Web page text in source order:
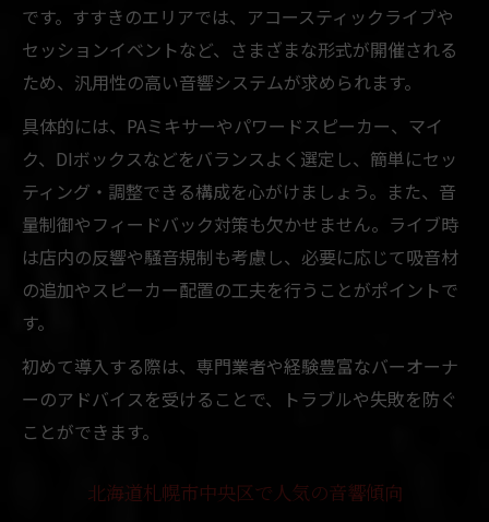
です。すすきのエリアでは、アコースティックライブや
セッションイベントなど、さまざまな形式が開催される
ため、汎用性の高い音響システムが求められます。
具体的には、PAミキサーやパワードスピーカー、マイ
ク、DIボックスなどをバランスよく選定し、簡単にセッ
ティング・調整できる構成を心がけましょう。また、音
量制御やフィードバック対策も欠かせません。ライブ時
は店内の反響や騒音規制も考慮し、必要に応じて吸音材
の追加やスピーカー配置の工夫を行うことがポイントで
す。
初めて導入する際は、専門業者や経験豊富なバーオーナ
ーのアドバイスを受けることで、トラブルや失敗を防ぐ
ことができます。
北海道札幌市中央区で人気の音響傾向